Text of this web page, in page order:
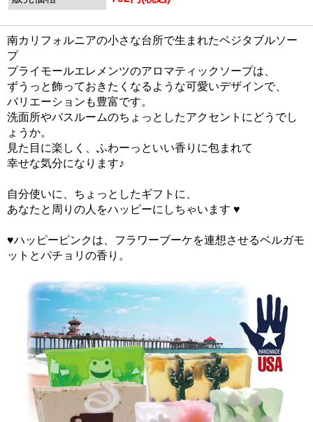
南カリフォルニアの小さな台所で生まれたベジタブルソー
プ
プライモールエレメンツのアロマティックソープは、
ずうっと飾っておきたくなるような可愛いデザインで、
バリエーションも豊富です。
洗面所やバスルームのちょっとしたアクセントにどうでし
ょうか。
見た目に楽しく、ふわーっといい香りに包まれて
幸せな気分になります♪
自分使いに、ちょっとしたギフトに、
あなたと周りの人をハッピーにしちゃいます ♥
♥ハッピーピンクは、フラワーブーケを連想させるベルガモ
ットとパチョリの香り。